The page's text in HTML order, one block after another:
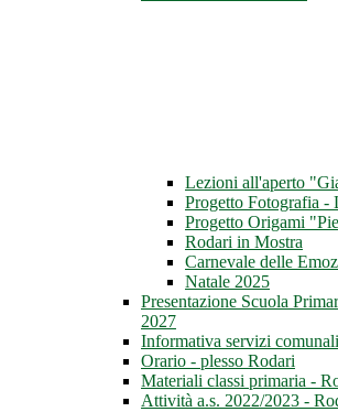
Lezioni all'aperto
Progetto Fotografia
Progetto Origami
Rodari in Mostra
Carnevale delle
Natale 2025
Presentazione Scuola
2027
Informativa servizi
Orario - plesso Rodari
Materiali classi primaria -
Attività a.s. 2022/2023 -